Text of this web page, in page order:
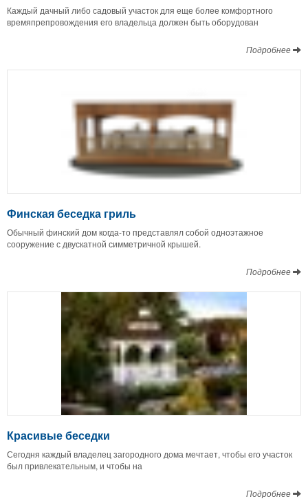
Каждый дачный либо садовый участок для еще более комфортного
времяпрепровождения его владельца должен быть оборудован
Подробнее
Финская беседка гриль
Обычный финский дом когда-то представлял собой одноэтажное
сооружение с двускатной симметричной крышей.
Подробнее
Красивые беседки
Сегодня каждый владелец загородного дома мечтает, чтобы его участок
был привлекательным, и чтобы на
Подробнее